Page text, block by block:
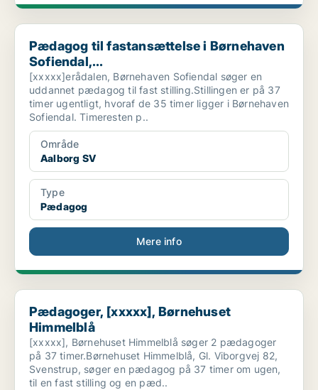
Pædagog til fastansættelse i Børnehaven Sofiendal,...
Pædagog til fastansættelse i Børnehaven
Sofiendal,...
[xxxxx]erådalen, Børnehaven Sofiendal søger en
uddannet pædagog til fast stilling.Stillingen er på 37
timer ugentligt, hvoraf de 35 timer ligger i Børnehaven
Sofiendal. Timeresten p..
Område
Aalborg SV
Type
Pædagog
Mere info
Pædagoger, [xxxxx], Børnehuset Himmelblå
Pædagoger, [xxxxx], Børnehuset
Himmelblå
[xxxxx], Børnehuset Himmelblå søger 2 pædagoger
på 37 timer.Børnehuset Himmelblå, Gl. Viborgvej 82,
Svenstrup, søger en pædagog på 37 timer om ugen,
til en fast stilling og en pæd..